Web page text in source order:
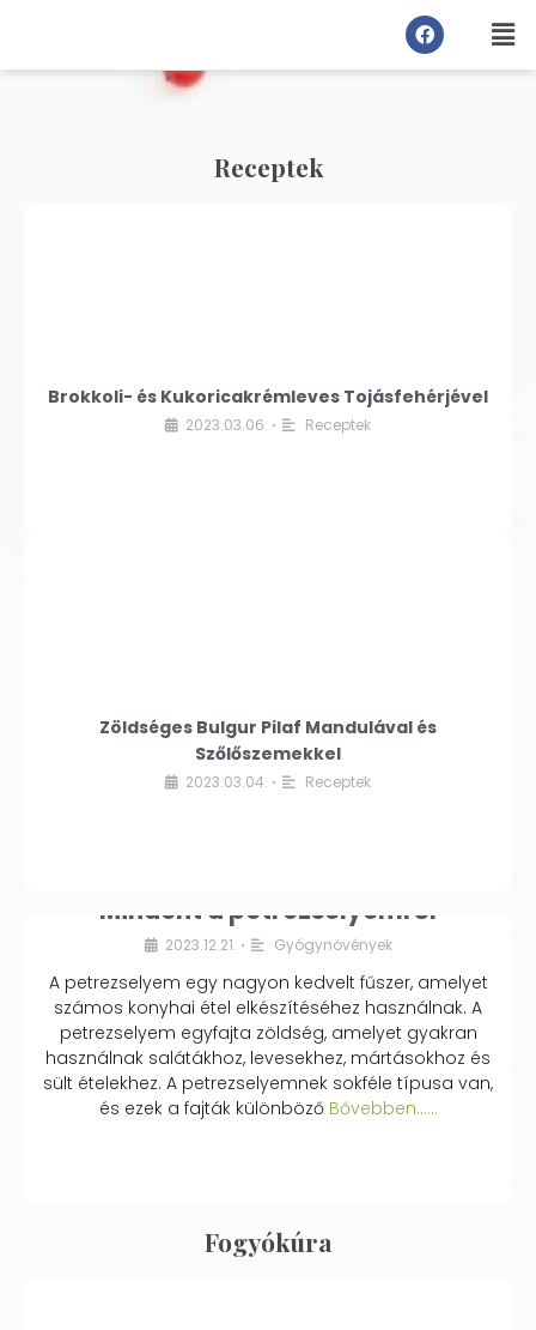
Receptek
Brokkoli- és Kukoricakrémleves Tojásfehérjével
2023.03.06. • Receptek
Zöldséges Bulgur Pilaf Mandulával és
Szőlőszemekkel
2023.03.04. • Receptek
Mindent a petrezselyemről
2023.12.21. • Gyógynövények
A petrezselyem egy nagyon kedvelt fűszer, amelyet
számos konyhai étel elkészítéséhez használnak. A
petrezselyem egyfajta zöldség, amelyet gyakran
használnak salátákhoz, levesekhez, mártásokhoz és
sült ételekhez. A petrezselyemnek sokféle típusa van,
és ezek a fajták különbözőBővebben...…
Fogyókúra